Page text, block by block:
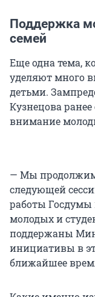
Поддержка
семей
Еще одна тема,
уделяют много
детьми.
Кузнецова
внимание
— Мы продолжим
следующей
работы Госдумы
молодых и
поддержаны
инициативы в
ближайшее